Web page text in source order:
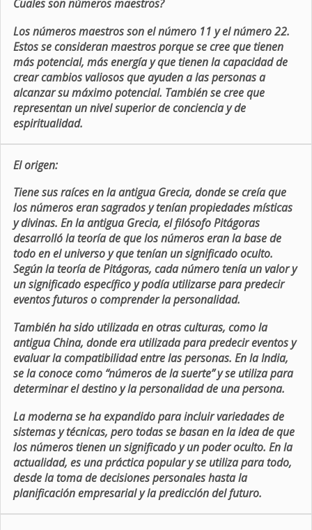
Cuales son números maestros?
Los números maestros son el número 11 y el número 22.
Estos se consideran maestros porque se cree que tienen
más potencial, más energía y que tienen la capacidad de
crear cambios valiosos que ayuden a las personas a
alcanzar su máximo potencial. También se cree que
representan un nivel superior de conciencia y de
espiritualidad.
El origen:
Tiene sus raíces en la antigua Grecia, donde se creía que
los números eran sagrados y tenían propiedades místicas
y divinas. En la antigua Grecia, el filósofo Pitágoras
desarrolló la teoría de que los números eran la base de
todo en el universo y que tenían un significado oculto.
Según la teoría de Pitágoras, cada número tenía un valor y
un significado específico y podía utilizarse para predecir
eventos futuros o comprender la personalidad.
También ha sido utilizada en otras culturas, como la
antigua China, donde era utilizada para predecir eventos y
evaluar la compatibilidad entre las personas. En la India,
se la conoce como “números de la suerte” y se utiliza para
determinar el destino y la personalidad de una persona.
La moderna se ha expandido para incluir variedades de
sistemas y técnicas, pero todas se basan en la idea de que
los números tienen un significado y un poder oculto. En la
actualidad, es una práctica popular y se utiliza para todo,
desde la toma de decisiones personales hasta la
planificación empresarial y la predicción del futuro.